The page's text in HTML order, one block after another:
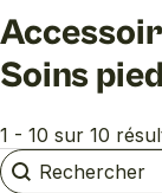
Soins
1 - 10 sur 10
Rechercher
Rechercher